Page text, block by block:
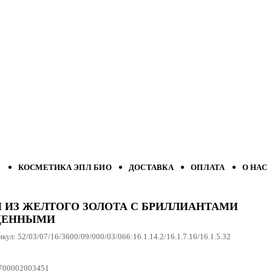
КОСМЕТИКА ЭПЛ БИО ДОСТАВКА ОПЛАТА О НАС
ИЗ ЖЕЛТОГО ЗОЛОТА С БРИЛЛИАНТАМИ
52/03/07/16/3600/09/000/03/066:16.1.14.2/16.1.7.16/16.1.5.32